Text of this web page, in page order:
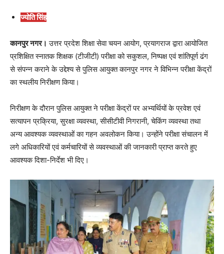
ज्योति सिंह
कानपुर नगर। उत्तर प्रदेश शिक्षा सेवा चयन आयोग, प्रयागराज द्वारा आयोजित
प्रशिक्षित स्नातक शिक्षक (टीजीटी) परीक्षा को सकुशल, निष्पक्ष एवं शांतिपूर्ण ढंग
से संपन्न कराने के उद्देश्य से पुलिस आयुक्त कानपुर नगर ने विभिन्न परीक्षा केंद्रों
का स्थलीय निरीक्षण किया।
निरीक्षण के दौरान पुलिस आयुक्त ने परीक्षा केंद्रों पर अभ्यर्थियों के प्रवेश एवं
सत्यापन प्रक्रिया, सुरक्षा व्यवस्था, सीसीटीवी निगरानी, चेकिंग व्यवस्था तथा
अन्य आवश्यक व्यवस्थाओं का गहन अवलोकन किया। उन्होंने परीक्षा संचालन में
लगे अधिकारियों एवं कर्मचारियों से व्यवस्थाओं की जानकारी प्राप्त करते हुए
आवश्यक दिशा-निर्देश भी दिए।